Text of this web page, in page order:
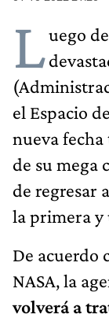
Luego
el Espacio
nueva
de su mega
de regresar
la primera y
De acuerdo
NASA, la
volverá a